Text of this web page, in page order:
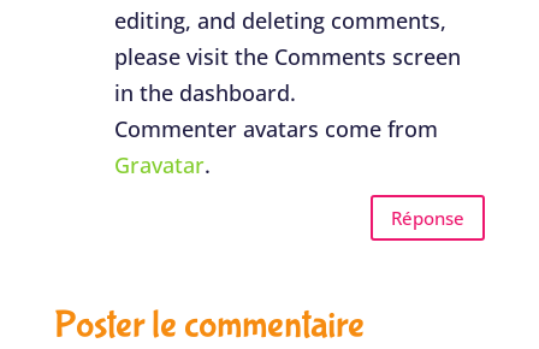
editing, and deleting comments,
please visit the Comments screen
in the dashboard.
Commenter avatars come from
Gravatar.
Réponse
Poster le commentaire